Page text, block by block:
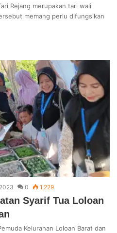
Rejang merupakan tari wali
memang perlu difungsikan
0 1,229
Syarif Tua Loloan
Kelurahan Loloan Barat dan